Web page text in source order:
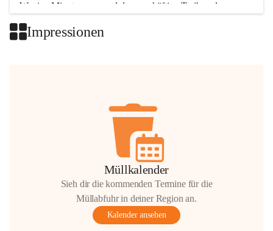
Wenige Minuten nur, und das geschäftige Treiben der
Impressionen
Müllkalender
Sieh dir die kommenden Termine für die
Müllabfuhr in deiner Region an.
Kalender ansehen